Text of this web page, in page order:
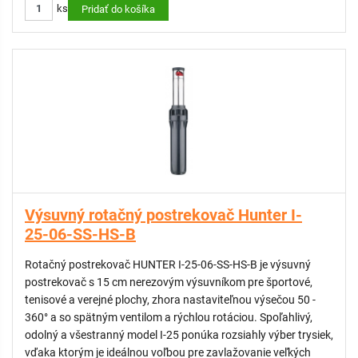
Doplnkové trysky pre postrekovač Hunter I-25 - #20 tmavá
Doplnkové trysky pre postrekovač Hunter I-25 - # 25 tmavá
Doplnkové trysky pre postrekovač Hunter I-25 - # 28 čierna
ks Pridať do košíka
Výsuvný rotačný postrekovač Hunter I-
25-06-SS-HS-B
Rotačný postrekovač HUNTER I-25-06-SS-HS-B je výsuvný
postrekovač s 15 cm nerezovým výsuvníkom pre športové,
tenisové a verejné plochy, zhora nastaviteľnou výsečou 50 -
360° a so spätným ventilom a rýchlou rotáciou. Spoľahlivý,
odolný a všestranný model I-25 ponúka rozsiahly výber trysiek,
vďaka ktorým je ideálnou voľbou pre zavlažovanie veľkých